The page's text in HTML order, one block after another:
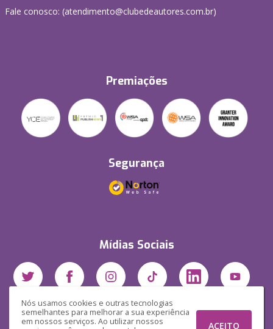
Nós usamos cookies e outras tecnologias
semelhantes para melhorar a sua experiência
em nossos serviços. Ao utilizar nossos
ACEITO
Fale conosco: (atendimento@clubedeautores.com.br)
Premiações
Segurança
Mídias Sociais